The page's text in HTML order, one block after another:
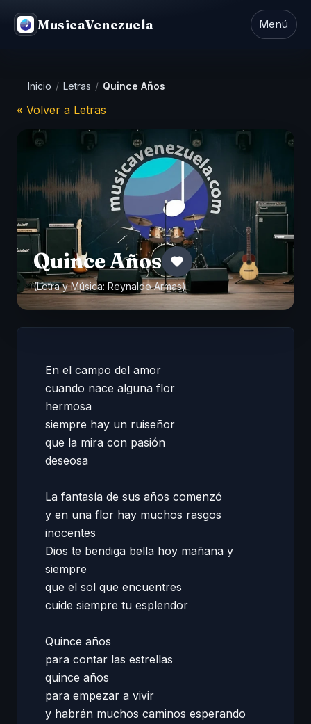
MusicaVenezuela Menú
Inicio / Letras / Quince Años
« Volver a Letras
Quince Años
(Letra y Música: Reynaldo Armas)
En el campo del amor
cuando nace alguna flor
hermosa
siempre hay un ruiseñor
que la mira con pasión
deseosa
La fantasía de sus años comenzó
y en una flor hay muchos rasgos
inocentes
Dios te bendiga bella hoy mañana y
siempre
que el sol que encuentres
cuide siempre tu esplendor
Quince años
para contar las estrellas
quince años
para empezar a vivir
y habrán muchos caminos esperando